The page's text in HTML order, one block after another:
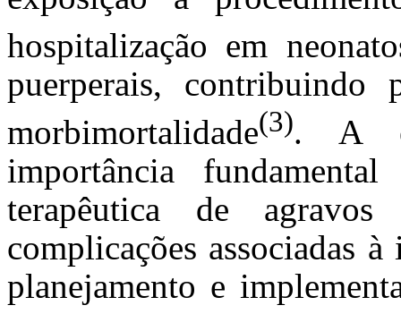
hospitalização em
puerperais,
morbimortalidade(3). A
importância
terapêutica de
complicações associadas
planejamento e